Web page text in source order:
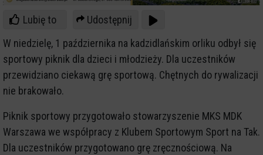
Lubię to
Udostępnij
W niedzielę, 1 października na kadzidlańskim orliku odbył się
sportowy piknik dla dzieci i młodzieży. Dla uczestników
przewidziano ciekawą grę sportową. Chętnych do rywalizacji
nie brakowało.
Piknik sportowy przygotowało stowarzyszenie MKS MDK
Warszawa we współpracy z Klubem Sportowym Sport na Tak.
Dla uczestników przygotowano grę zręcznościową. Na